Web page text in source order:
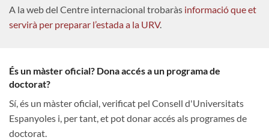
A la web del Centre internacional trobaràs informació que et
servirà per preparar l’estada a la URV.
És un màster oficial? Dona accés a un programa de
doctorat?
Sí, és un màster oficial, verificat pel Consell d'Universitats
Espanyoles i, per tant, et pot donar accés als programes de
doctorat.